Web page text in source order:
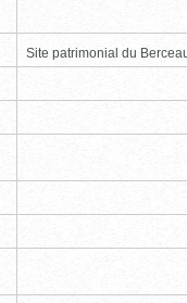
Site patrimonial du